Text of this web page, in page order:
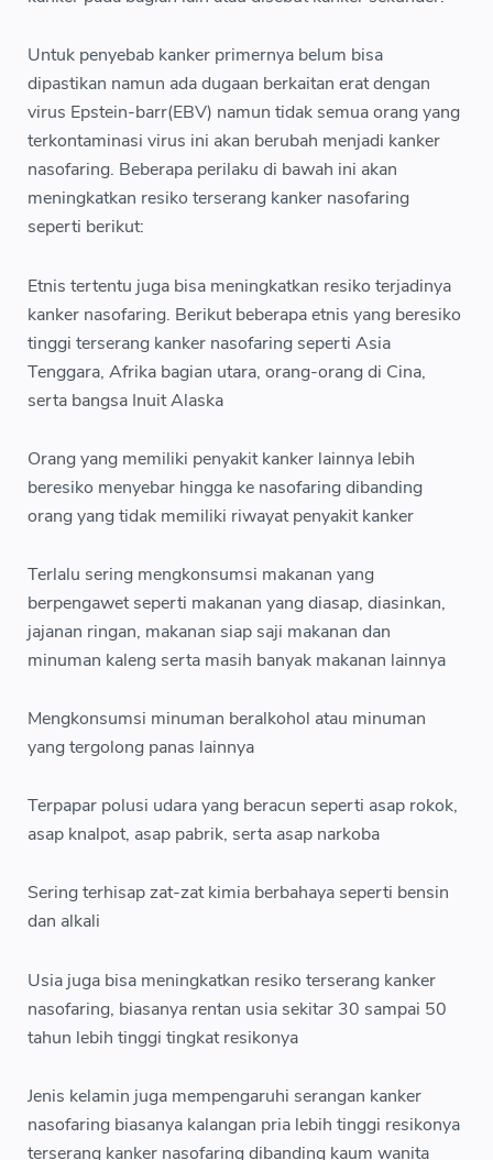
Untuk penyebab kanker primernya belum bisa
dipastikan namun ada dugaan berkaitan erat dengan
virus Epstein-barr(EBV) namun tidak semua orang yang
terkontaminasi virus ini akan berubah menjadi kanker
nasofaring. Beberapa perilaku di bawah ini akan
meningkatkan resiko terserang kanker nasofaring
seperti berikut:
Etnis tertentu juga bisa meningkatkan resiko terjadinya
kanker nasofaring. Berikut beberapa etnis yang beresiko
tinggi terserang kanker nasofaring seperti Asia
Tenggara, Afrika bagian utara, orang-orang di Cina,
serta bangsa Inuit Alaska
Orang yang memiliki penyakit kanker lainnya lebih
beresiko menyebar hingga ke nasofaring dibanding
orang yang tidak memiliki riwayat penyakit kanker
Terlalu sering mengkonsumsi makanan yang
berpengawet seperti makanan yang diasap, diasinkan,
jajanan ringan, makanan siap saji makanan dan
minuman kaleng serta masih banyak makanan lainnya
Mengkonsumsi minuman beralkohol atau minuman
yang tergolong panas lainnya
Terpapar polusi udara yang beracun seperti asap rokok,
asap knalpot, asap pabrik, serta asap narkoba
Sering terhisap zat-zat kimia berbahaya seperti bensin
dan alkali
Usia juga bisa meningkatkan resiko terserang kanker
nasofaring, biasanya rentan usia sekitar 30 sampai 50
tahun lebih tinggi tingkat resikonya
Jenis kelamin juga mempengaruhi serangan kanker
nasofaring biasanya kalangan pria lebih tinggi resikonya
terserang kanker nasofaring dibanding kaum wanita